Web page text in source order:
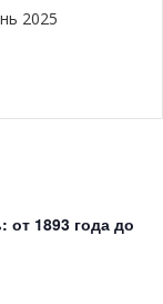
Нового
черпал
убор
в виде
2025
1893 года до